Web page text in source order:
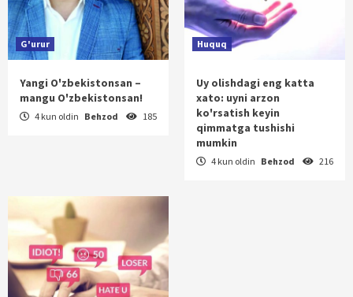
G'urur
Yangi O'zbekistonsan –
mangu O'zbekistonsan!
4 kun oldin Behzod 185
Huquq
Uy olishdagi eng katta
xato: uyni arzon
ko'rsatish keyin
qimmatga tushishi
mumkin
4 kun oldin Behzod 216